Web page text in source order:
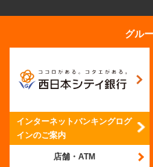
グル
インターネットバンキングログ
インのご案内
店舗・ATM